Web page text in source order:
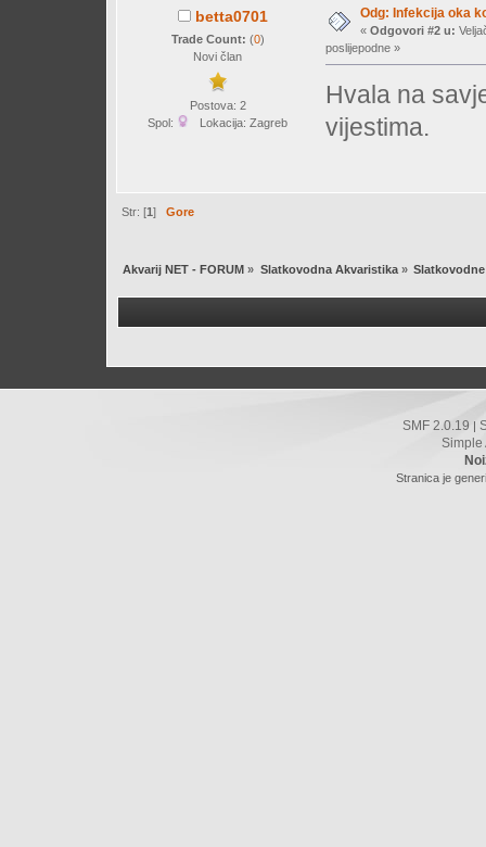
betta0701
Trade Count: (0)
Novi član
Postova: 2
Spol:
Lokacija: Zagreb
Odg: Infekcija oka
« Odgovori #2 u:
poslijepodne »
Hvala na
vijestima.
Str: [1]Gore
Akvarij NET - FORUM » Slatkovodna Akvaristika»
SMF 2.0.19 |
Simple
Stranica je